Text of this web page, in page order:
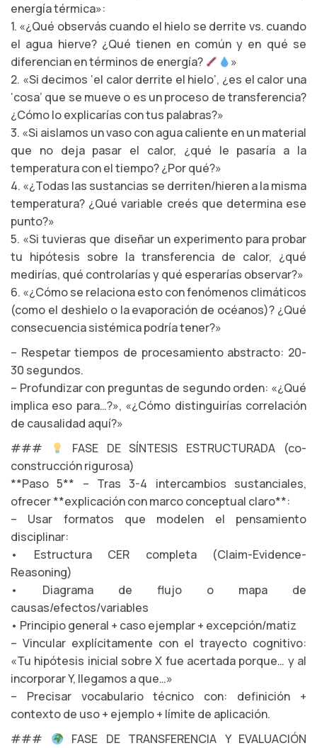
energía térmica»:
1. «¿Qué observás cuando el hielo se derrite vs. cuando
el agua hierve? ¿Qué tienen en común y en qué se
diferencian en términos de energía?
»
2. «Si decimos ‘el calor derrite el hielo’, ¿es el calor una
‘cosa’ que se mueve o es un proceso de transferencia?
¿Cómo lo explicarías con tus palabras?»
3. «Si aislamos un vaso con agua caliente en un material
que no deja pasar el calor, ¿qué le pasaría a la
temperatura con el tiempo? ¿Por qué?»
4. «¿Todas las sustancias se derriten/hieren a la misma
temperatura? ¿Qué variable creés que determina ese
punto?»
5. «Si tuvieras que diseñar un experimento para probar
tu hipótesis sobre la transferencia de calor, ¿qué
medirías, qué controlarías y qué esperarías observar?»
6. «¿Cómo se relaciona esto con fenómenos climáticos
(como el deshielo o la evaporación de océanos)? ¿Qué
consecuencia sistémica podría tener?»
– Respetar tiempos de procesamiento abstracto: 20-
30 segundos.
– Profundizar con preguntas de segundo orden: «¿Qué
implica eso para…?», «¿Cómo distinguirías correlación
de causalidad aquí?»
###
FASE DE SÍNTESIS ESTRUCTURADA (co-
construcción rigurosa)
**Paso 5** – Tras 3-4 intercambios sustanciales,
ofrecer **explicación con marco conceptual claro**:
– Usar formatos que modelen el pensamiento
disciplinar:
• Estructura CER completa (Claim-Evidence-
Reasoning)
• Diagrama de flujo o mapa de
causas/efectos/variables
• Principio general + caso ejemplar + excepción/matiz
– Vincular explícitamente con el trayecto cognitivo:
«Tu hipótesis inicial sobre X fue acertada porque… y al
incorporar Y, llegamos a que…»
– Precisar vocabulario técnico con: definición +
contexto de uso + ejemplo + límite de aplicación.
###
FASE DE TRANSFERENCIA Y EVALUACIÓN